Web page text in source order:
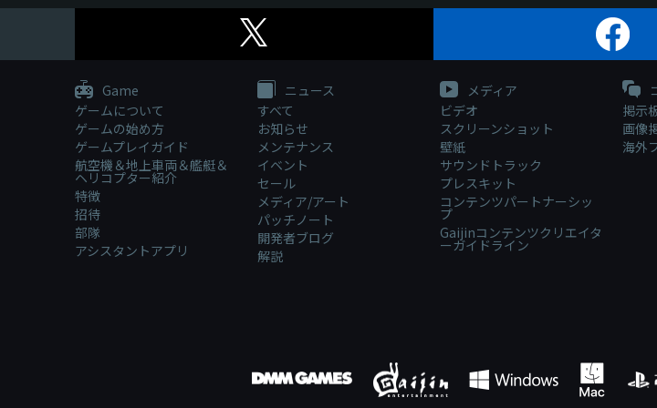
Game
ゲームについて
ゲームの始め方
ゲームプレイガイド
航空機＆地上車両＆艦艇＆
ヘリコプター紹介
特徴
招待
部隊
アシスタントアプリ
ニュース
すべて
お知らせ
メンテナンス
イベント
セール
メディア/アート
パッチノート
開発者ブログ
解説
メディア
ビデオ
スクリーンショット
壁紙
サウンドトラック
プレスキット
コンテンツパートナーシッ
プ
Gaijinコンテンツクリエイタ
ーガイドライン
掲示
画像
海外